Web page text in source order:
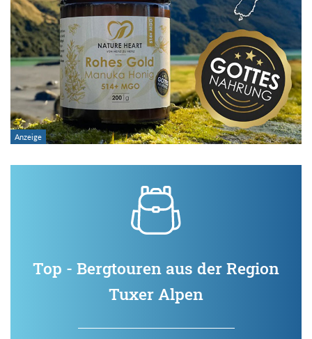
Top - Bergtouren aus der Region
Tuxer Alpen